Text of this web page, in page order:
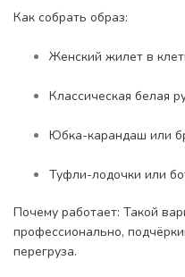
Как собрать образ:
Женский жилет в
Классическая белая
Юбка-карандаш или
Туфли-лодочки или
Почему работает: Такой
профессионально,
перегруза.